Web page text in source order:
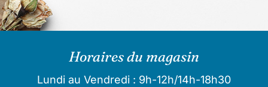
Horaires du magasin
Lundi au Vendredi : 9h-12h/14h-18h30